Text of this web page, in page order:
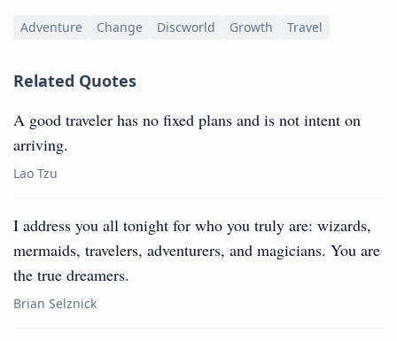
Adventure Change Discworld Growth Travel
Related Quotes
A good traveler has no fixed plans and is not intent on
arriving.
Lao Tzu
I address you all tonight for who you truly are: wizards,
mermaids, travelers, adventurers, and magicians. You are
the true dreamers.
Brian Selznick